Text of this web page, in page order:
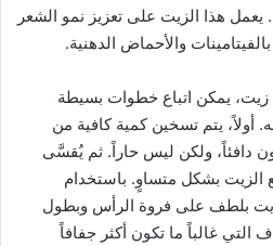
يعمل هذا الزيت على تعزيز نمو الشعر
والأحماض الدهنية.
زيت، يمكن اتباع خطوات بسيطة
يتم تسخين كمية كافية من
دافئاً، ولكن ليس حاراً. ثم يُقسَّى
الزيت بشكل متساوٍ. باستخدام
بلطف على فروة الرأس وبطول
التي غالباً ما تكون أكثر جفافاً